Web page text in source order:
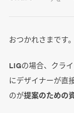
おつかれさまです
LIGの場合、クラ
にデザイナーが直
のが提案のための